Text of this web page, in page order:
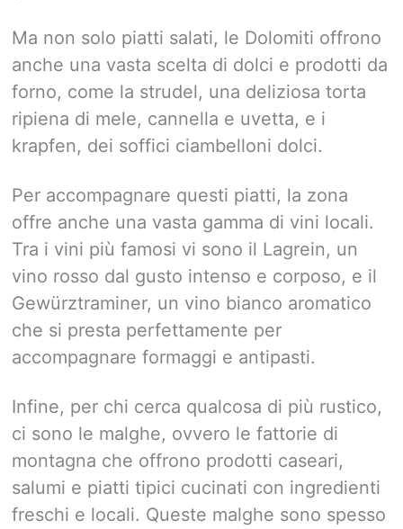
Ma non solo piatti salati, le Dolomiti offrono
anche una vasta scelta di dolci e prodotti da
forno, come la strudel, una deliziosa torta
ripiena di mele, cannella e uvetta, e i
krapfen, dei soffici ciambelloni dolci.
Per accompagnare questi piatti, la zona
offre anche una vasta gamma di vini locali.
Tra i vini più famosi vi sono il Lagrein, un
vino rosso dal gusto intenso e corposo, e il
Gewürztraminer, un vino bianco aromatico
che si presta perfettamente per
accompagnare formaggi e antipasti.
Infine, per chi cerca qualcosa di più rustico,
ci sono le malghe, ovvero le fattorie di
montagna che offrono prodotti caseari,
salumi e piatti tipici cucinati con ingredienti
freschi e locali. Queste malghe sono spesso